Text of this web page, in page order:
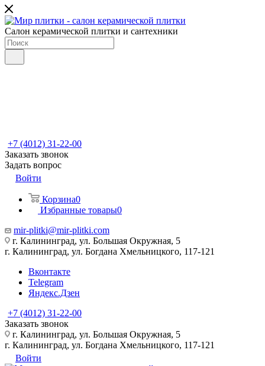
Салон керамической плитки и сантехники
+7 (4012) 31-22-00
Заказать звонок
Задать вопрос
Войти
Корзина0
Избранные товары0
mir-plitki@mir-plitki.com
г. Калининград, ул. Большая Окружная, 5
г. Калининград, ул. Богдана Хмельницкого, 117-121
Вконтакте
Telegram
Яндекс.Дзен
+7 (4012) 31-22-00
Заказать звонок
г. Калининград, ул. Большая Окружная, 5
г. Калининград, ул. Богдана Хмельницкого, 117-121
Войти